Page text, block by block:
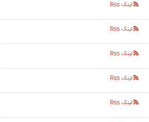
لینک Rss
لینک Rss
لینک Rss
لینک Rss
لینک Rss